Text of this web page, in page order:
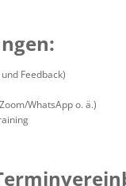
Feedback)
WhatsApp o. ä.)